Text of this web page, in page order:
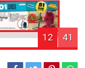
12 41